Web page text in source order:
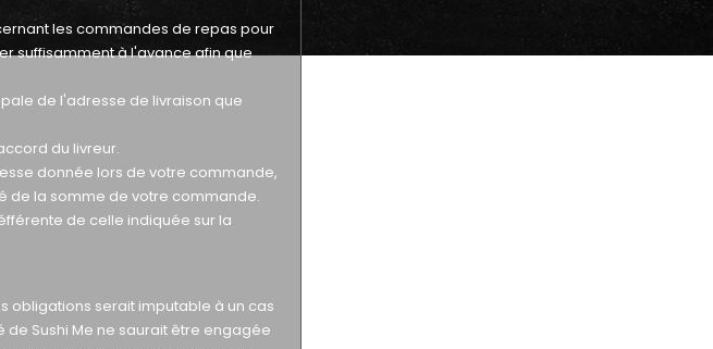
les commandes de repas pour
suffisamment à l'avance afin que
de l'adresse de livraison que
du livreur.
donnée lors de votre commande,
de la somme de votre commande.
de celle indiquée sur la
obligations serait imputable à un cas
Sushi Me ne saurait être engagée